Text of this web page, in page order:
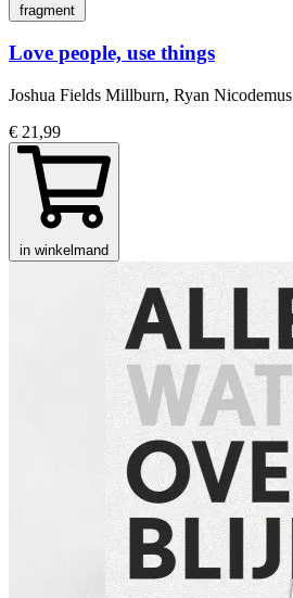
fragment
Love people, use things
Joshua Fields Millburn, Ryan Nicodemus
€ 21,99
in winkelmand